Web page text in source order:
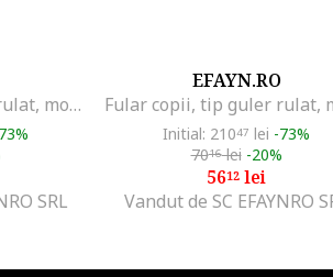
Fular copii, tip guler rulat, model girafa, EFAYN, Galben
SRL
EFAYN.RO
Initial: 21047 lei -73%
7016lei -20%
5612 lei
Vandut de SC EFAYNRO